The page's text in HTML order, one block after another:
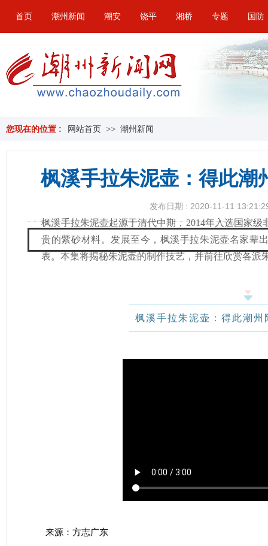
首页 潮州新闻 潮安 饶平 湘桥 专题 国防
您现在的位置 : 网站首页 >> 潮州新闻
枫溪手拉朱泥壶：得此潮
发布日期 : 2020-11-11
枫溪手拉朱泥壶起源于清代中期，2014年入选国家
贵的紫砂材料。发展至今，枫溪手拉朱泥壶名家辈
表。本集将揭秘朱泥壶的制作技艺，并前往欣赏各派
枫溪手拉朱泥壶：得此潮
来源：方志广东